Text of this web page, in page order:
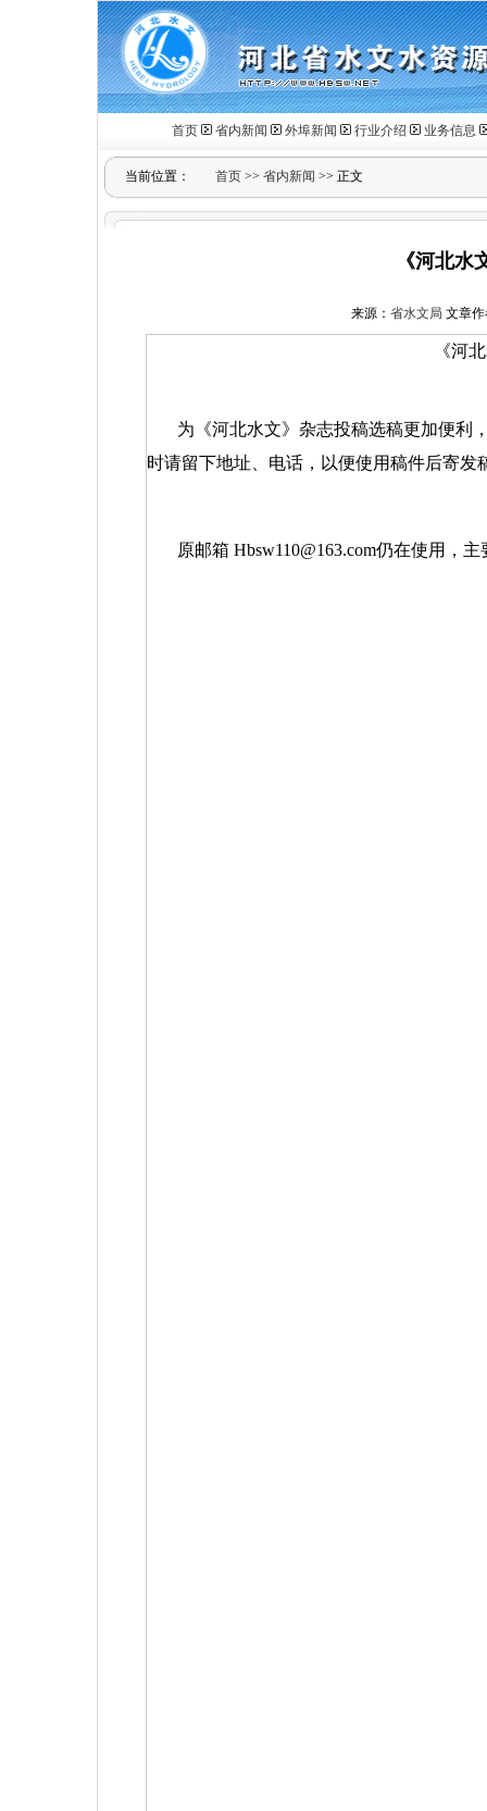
首页 省内新闻 外埠新闻 行业介绍 业务信息
当前位置： 首页 >> 省内新闻 >> 正文
《河北水
来源： 省水文局 文章
《河
为《河北水文》杂志投稿选稿更加便利
时请留下地址、电话，以便使用稿件后寄发
原邮箱 Hbsw110@163.com仍在使用，主